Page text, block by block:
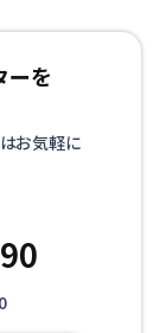
ーを
お気軽に